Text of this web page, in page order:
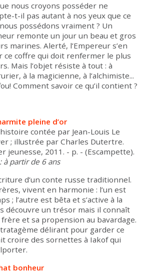
nous croyons posséder ne
t-il pas autant à nos yeux que ce
possédons vraiment ? Un
remonte un jour un beau et gros
marines. Alerté, l’Empereur s’en
ce coffre qui doit renfermer le plus
Mais l’objet résiste à tout : à
à la magicienne, à l’alchimiste...
Comment savoir ce qu’il contient ?
pleine d’or
contée par Jean-Louis Le
; illustrée par Charles Dutertre.
jeunesse, 2011. - p. - (Escampette).
à partir de 6 ans
d’un conte russe traditionnel.
vivent en harmonie : l’un est
; l’autre est bêta et s’active à la
découvre un trésor mais il connaît
et sa propension au bavardage.
délirant pour garder ce
croire des sornettes à Iakof qui
bonheur